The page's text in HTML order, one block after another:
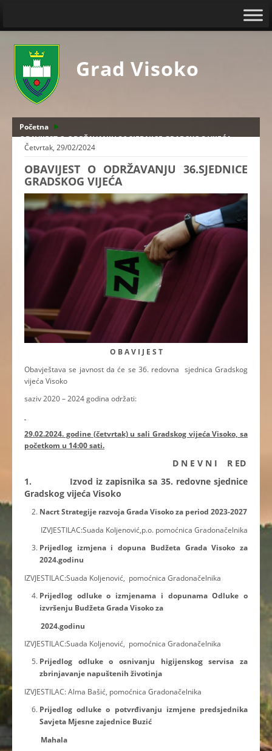
Grad Visoko
Početna
OBAVIJEST O ODRŽAVANJU 36.SJEDNICE GRADSKOG VIJEĆA
Četvrtak, 29/02/2024
OBAVIJEST O ODRŽAVANJU 36.SJEDNICE
GRADSKOG VIJEĆA
O B A V I J E S T
Obavještava se javnost da će se 36. redovna sjednica Gradskog
vijeća Visoko
saziv 2020 – 2024 godina održati:
29.02.2024. godine (četvrtak) u sali Gradskog vijeća Visoko, sa
početkom u 14:00 sati.
D N E V N I R ED
1. Izvod iz zapisnika sa 35. redovne sjednice
Gradskog vijeća Visoko
Nacrt Strategije razvoja Grada Visoko za period 2023-2027
IZVJESTILAC:Suada Koljenović,p.o. pomoćnica Gradonačelnika
Prijedlog izmjena i dopuna Budžeta Grada Visoko za
2024.godinu
IZVJESTILAC:Suada Koljenović, pomoćnica Gradonačelnika
Prijedlog odluke o izmjenama i dopunama Odluke o
izvršenju Budžeta Grada Visoko za
2024.godinu
IZVJESTILAC:Suada Koljenović, pomoćnica Gradonačelnika
Prijedlog odluke o osnivanju higijenskog servisa za
zbrinjavanje napuštenih životinja
IZVJESTILAC: Alma Bašić, pomoćnica Gradonačelnika
Prijedlog odluke o potvrđivanju izmjene predsjednika
Savjeta Mjesne zajednice Buzić
Mahala